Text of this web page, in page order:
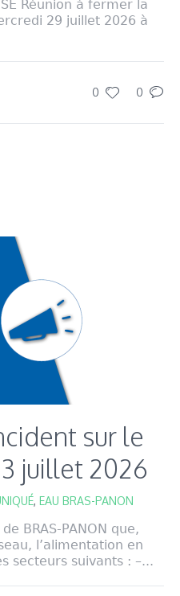
Réunion à fermer la
29 juillet 2026 à
0 0
sur le
juillet 2026
, EAU BRAS-PANON
BRAS-PANON que,
l’alimentation en
secteurs suivants : –...